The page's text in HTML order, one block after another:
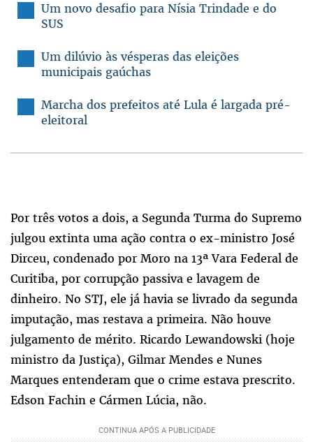
Um novo desafio para Nísia Trindade e do
SUS
Um dilúvio às vésperas das eleições
municipais gaúchas
Marcha dos prefeitos até Lula é largada pré-
eleitoral
Por três votos a dois, a Segunda Turma do Supremo
julgou extinta uma ação contra o ex-ministro José
Dirceu, condenado por Moro na 13ª Vara Federal de
Curitiba, por corrupção passiva e lavagem de
dinheiro. No STJ, ele já havia se livrado da segunda
imputação, mas restava a primeira. Não houve
julgamento de mérito. Ricardo Lewandowski (hoje
ministro da Justiça), Gilmar Mendes e Nunes
Marques entenderam que o crime estava prescrito.
Edson Fachin e Cármen Lúcia, não.